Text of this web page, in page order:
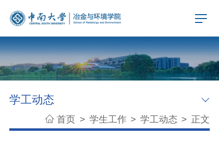
学工动态
首页 > 学生工作 > 学工动态 > 正文